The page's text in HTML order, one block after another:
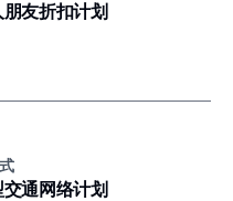
友折扣计划
通网络计划